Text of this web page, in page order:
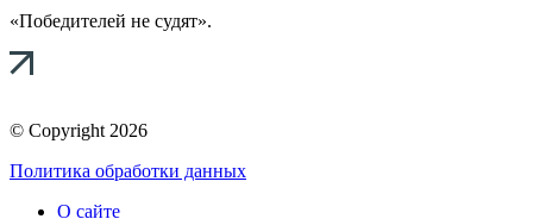
«Победителей не судят».
© Copyright 2026
Политика обработки данных
О сайте